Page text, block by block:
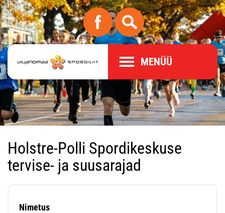
MENÜÜ
Holstre-Polli Spordikeskuse
tervise- ja suusarajad
Nimetus